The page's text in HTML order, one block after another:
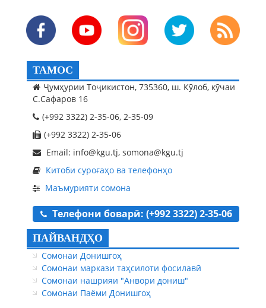
ТАМОС
Ҷумҳурии Тоҷикистон, 735360, ш. Кӯлоб, кӯчаи
С.Сафаров 16
(+992 3322) 2-35-06, 2-35-09
(+992 3322) 2-35-06
Email: info@kgu.tj, somona@kgu.tj
Китоби суроғаҳо ва телефонҳо
Маъмурияти сомона
Телефони боварӣ: (+992 3322) 2-35-06
ПАЙВАНДҲО
Сомонаи Донишгоҳ
Сомонаи маркази таҳсилоти фосилавӣ
Сомонаи нашрияи "Анвори дониш"
Сомонаи Паёми Донишгоҳ